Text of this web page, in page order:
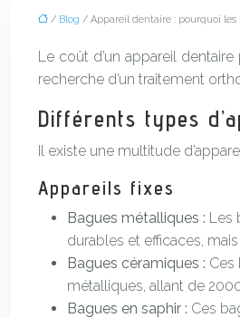
/ Blog / Appareil dentaire : pourquoi
Le coût d’un appareil
recherche d’un traitement
Différents types
Il existe une multitude
Appareils fixes
Bagues métalliques : Les
durables et efficaces,
Bagues céramiques : Ces
métalliques, allant de
Bagues en saphir : Ces